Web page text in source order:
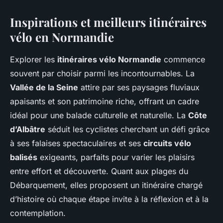
Inspirations et meilleurs itinéraires
vélo en Normandie
Explorer les itinéraires vélo Normandie commence
souvent par choisir parmi les incontournables. La
Vallée de la Seine attire par ses paysages fluviaux
apaisants et son patrimoine riche, offrant un cadre
idéal pour une balade culturelle et naturelle. La Côte
d’Albâtre séduit les cyclistes cherchant un défi grâce
à ses falaises spectaculaires et ses circuits vélo
balisés exigeants, parfaits pour varier les plaisirs
entre effort et découverte. Quant aux plages du
Débarquement, elles proposent un itinéraire chargé
d’histoire où chaque étape invite à la réflexion et à la
contemplation.